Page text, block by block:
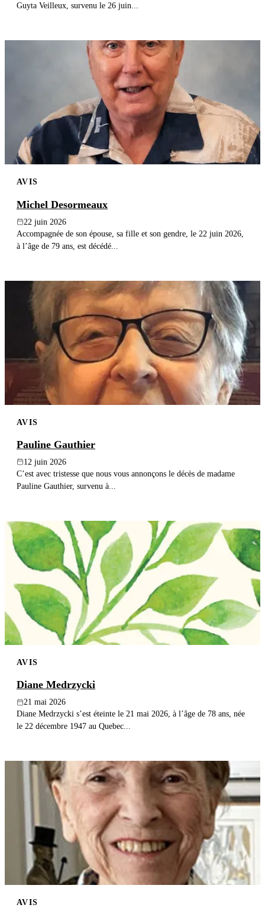
Guyta Veilleux, survenu le 26 juin...
AVIS
Michel Desormeaux
22 juin 2026
Accompagnée de son épouse, sa fille et son gendre, le 22 juin 2026,
à l’âge de 79 ans, est décédé...
AVIS
Pauline Gauthier
12 juin 2026
C’est avec tristesse que nous vous annonçons le décès de madame
Pauline Gauthier, survenu à...
AVIS
Diane Medrzycki
21 mai 2026
Diane Medrzycki s’est éteinte le 21 mai 2026, à l’âge de 78 ans, née
le 22 décembre 1947 au Quebec...
AVIS